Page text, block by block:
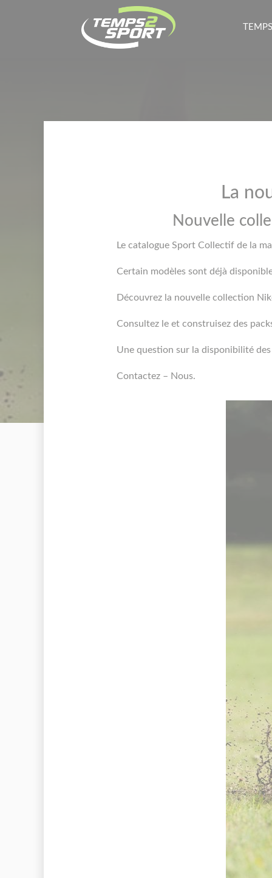
La
Nouvelle
Le catalogue Sport Collectif de la
Certain modèles sont déjà
Découvrez la nouvelle collection
Consultez le et construisez des
Une question sur la disponibilité
Contactez – Nous.